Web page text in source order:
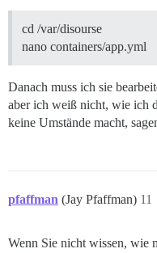
cd /var/disourse
nano containers/app.yml
Danach muss ich sie
aber ich weiß nicht, wie ich
keine Umstände macht,
pfaffman (Jay Pfaffman) 11
Wenn Sie nicht wissen, wie